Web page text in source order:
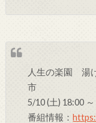
人生の楽園 湯
市
5/10 (土) 18:00
番組情報：